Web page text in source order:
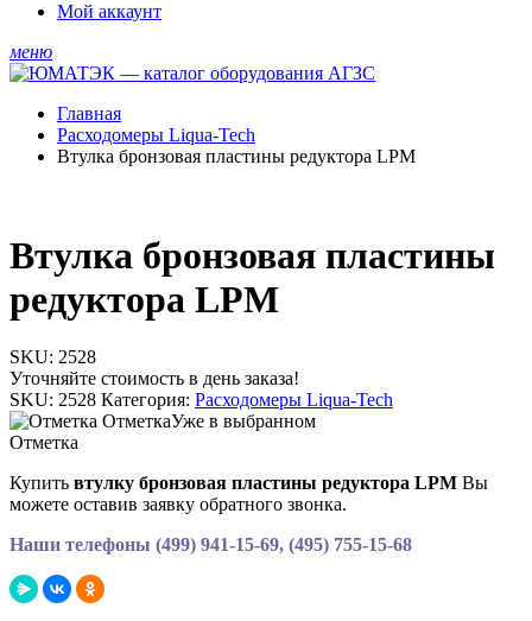
Мой аккаунт
меню
Главная
Расходомеры Liqua-Tech
Втулка бронзовая пластины редуктора LPM
Втулка бронзовая пластины
редуктора LPM
SKU: 2528
Уточняйте стоимость в день заказа!
SKU: 2528 Категория: Расходомеры Liqua-Tech
ОтметкаУже в выбранном
Отметка
Купить втулку бронзовая пластины редуктора LPM Вы
можете оставив заявку обратного звонка.
Наши телефоны (499) 941-15-69, (495) 755-15-68